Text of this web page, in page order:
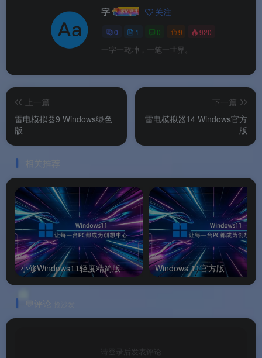
版本说明
字卡 · 小红书排版生成器提供免费版 和 。
提供基础字体、基础样式、基础模板
支持文字输入和基本排版功能
适合日常简单排版需求
📌品牌支持：以上信息由 渡漳软件网提供整
理。
系统要求
字 关注
0 1 0 9 920
一字一乾坤，一笔一世界。
上一篇
雷电模拟器9 Windows绿色
版
下一篇
雷电模拟器14 Windows官方
版
相关推荐
小修Windows11轻度精简版 Windows 11官方版
💬评论
请登录后发表评论